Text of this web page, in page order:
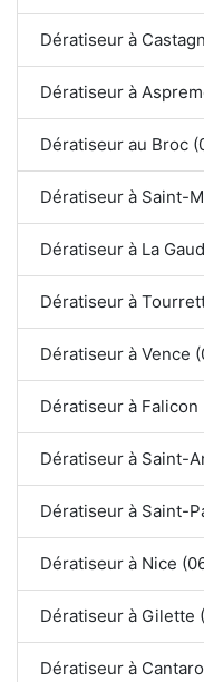
Dératiseur à
Dératiseur à
Dératiseur au Broc
Dératiseur à Saint-
Dératiseur à La
Dératiseur à
Dératiseur à Vence
Dératiseur à Falicon
Dératiseur à Saint-
Dératiseur à Saint-
Dératiseur à Nice
Dératiseur à Gilette
Dératiseur à